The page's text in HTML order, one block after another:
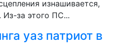
изнашивается,
Из-за этого ПС...
уаз патриот в